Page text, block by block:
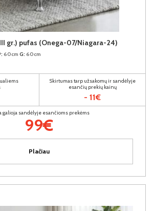
gr.) pufas (Onega-07/Niagara-24)
60cm G: 60cm
Skirtumas tarp užsakomų ir sandėlyje
esančių prekių kainų
- 11€
galioja sandėlyje esančioms prekėms
99€
Plačiau